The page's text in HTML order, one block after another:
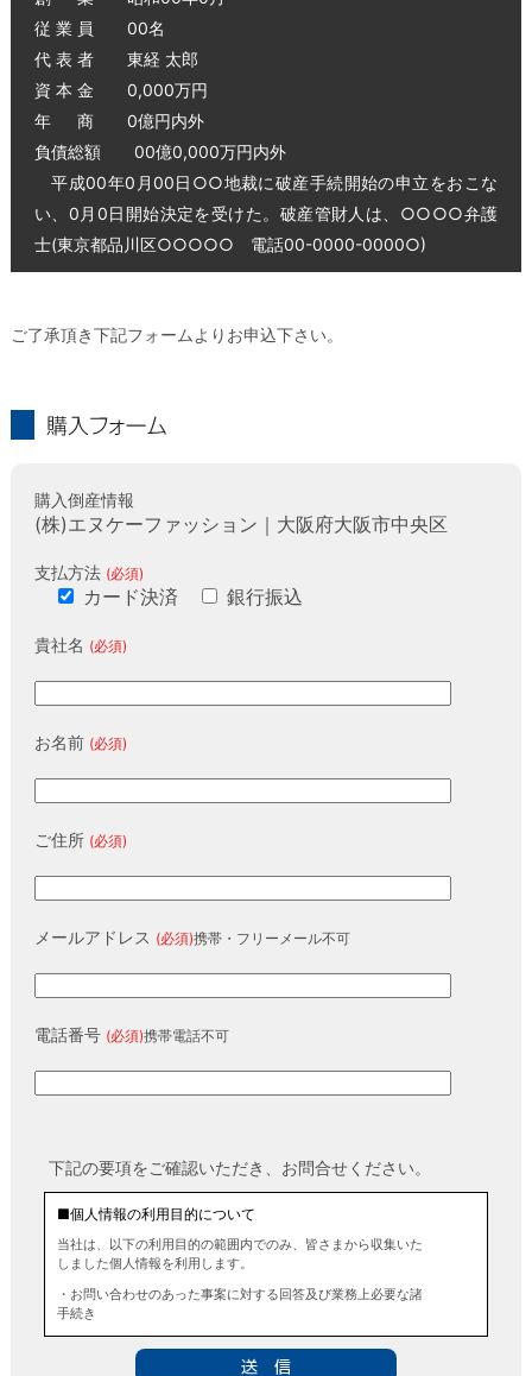
従 業 員 00名
代 表 者 東経 太郎
資 本 金 0,000万円
年 商 0億円内外
負債総額 00億0,000万円内外
平成00年0月00日○○地裁に破産手続開始の申立をおこな
い、0月0日開始決定を受けた。破産管財人は、○○○○弁護
士(東京都品川区○○○○○ 電話00-0000-0000○)
ご了承頂き下記フォームよりお申込下さい。
購入倒産情報
(株)エヌケーファッション｜大阪府大阪市中央区
支払方法 (必須)
カード決済 銀行振込
貴社名 (必須)
お名前 (必須)
ご住所 (必須)
メールアドレス (必須)携帯・フリーメール不可
電話番号 (必須)携帯電話不可
下記の要項をご確認いただき、お問合せください。
■個人情報の利用目的について
当社は、以下の利用目的の範囲内でのみ、皆さまから収集いた
しました個人情報を利用します。
・お問い合わせのあった事案に対する回答及び業務上必要な諸
手続き